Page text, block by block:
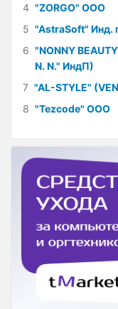
4 "ZORGO" ООО
5 "AstraSoft" Инд.
6 "NONNY
N. N." ИндП)
7 "AL-STYLE"
8 "Tezcode" ООО